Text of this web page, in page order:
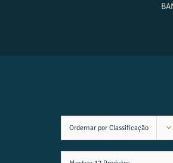
Ordernar por Classificação